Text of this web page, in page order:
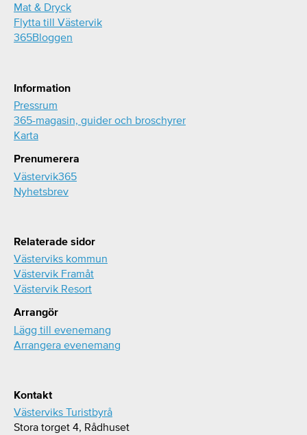
Mat & Dryck
Flytta till Västervik
365Bloggen
Information
Pressrum
365-magasin, guider och broschyrer
Karta
Prenumerera
Västervik365
Nyhetsbrev
Relaterade sidor
Västerviks kommun
Västervik Framåt
Västervik Resort
Arrangör
Lägg till evenemang
Arrangera evenemang
Kontakt
Västerviks Turistbyrå
Stora torget 4, Rådhuset